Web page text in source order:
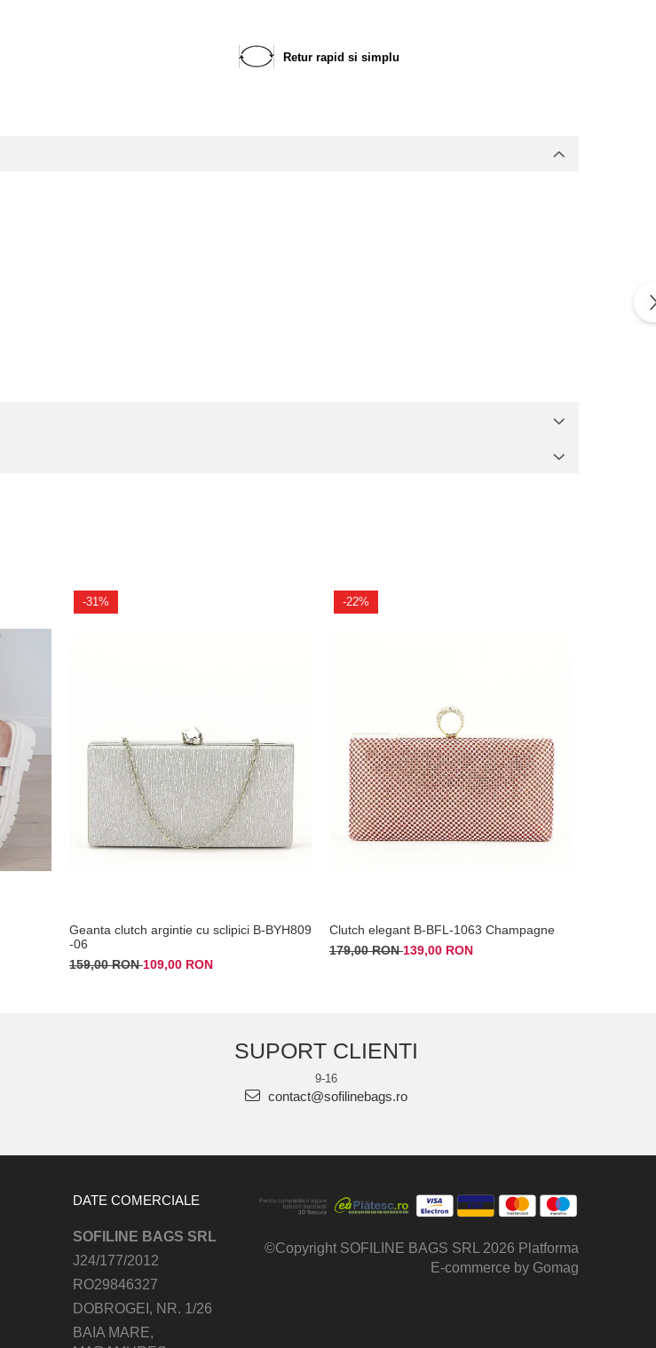
Retur rapid si simplu
-31%
Geanta clutch argintie cu sclipici B-BYH809
-06
159,00 RON109,00 RON
-22%
Clutch elegant B-BFL-1063 Champagne
179,00 RON139,00 RON
SUPORT CLIENTI
9-16
contact@sofilinebags.ro
DATE COMERCIALE
SOFILINE BAGS SRL
J24/177/2012
RO29846327
DOBROGEI, NR. 1/26
BAIA MARE,
©Copyright SOFILINE BAGS SRL 2026 Platforma
E-commerce by Gomag